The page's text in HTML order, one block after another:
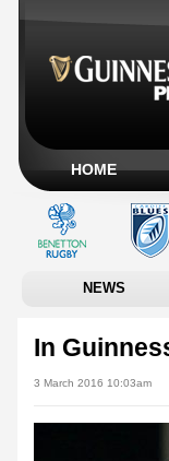
HOME
NEWS
In
3 March 2016 10:03am